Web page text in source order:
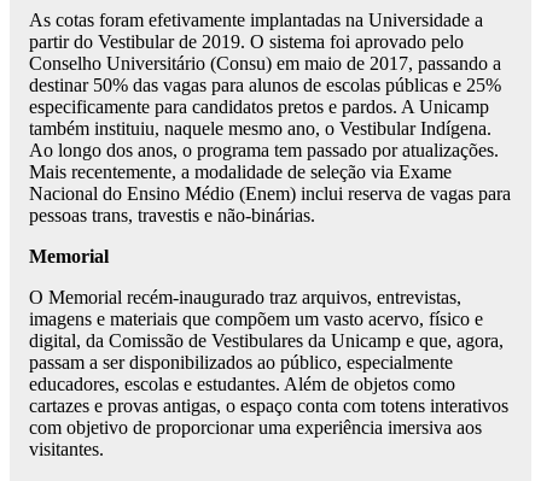
As cotas foram efetivamente implantadas na Universidade a
partir do Vestibular de 2019. O sistema foi aprovado pelo
Conselho Universitário (Consu) em maio de 2017, passando a
destinar 50% das vagas para alunos de escolas públicas e 25%
especificamente para candidatos pretos e pardos. A Unicamp
também instituiu, naquele mesmo ano, o Vestibular Indígena.
Ao longo dos anos, o programa tem passado por atualizações.
Mais recentemente, a modalidade de seleção via Exame
Nacional do Ensino Médio (Enem) inclui reserva de vagas para
pessoas trans, travestis e não-binárias.
Memorial
O Memorial recém-inaugurado traz arquivos, entrevistas,
imagens e materiais que compõem um vasto acervo, físico e
digital, da Comissão de Vestibulares da Unicamp e que, agora,
passam a ser disponibilizados ao público, especialmente
educadores, escolas e estudantes. Além de objetos como
cartazes e provas antigas, o espaço conta com totens interativos
com objetivo de proporcionar uma experiência imersiva aos
visitantes.